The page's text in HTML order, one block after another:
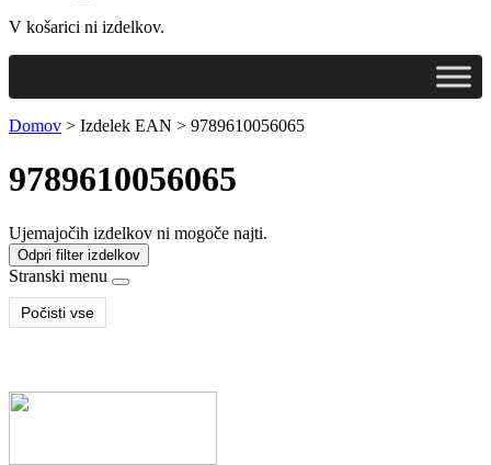
V košarici ni izdelkov.
Domov > Izdelek EAN > 9789610056065
9789610056065
Ujemajočih izdelkov ni mogoče najti.
Odpri filter izdelkov
Stranski menu
Počisti vse